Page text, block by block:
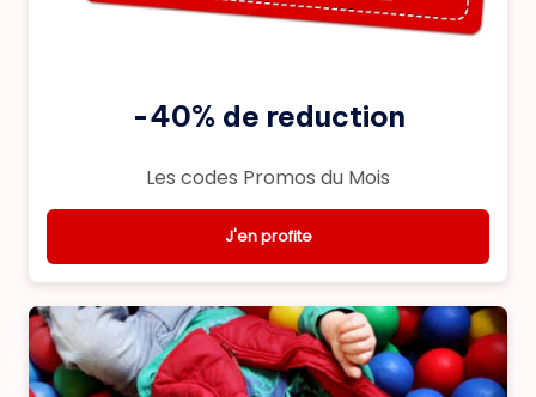
-40% de reduction
Les codes Promos du Mois
J'en profite